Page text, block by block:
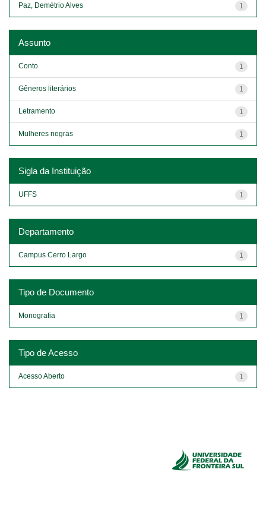
1
Paz, Demétrio Alves
Assunto
1
Conto
1
Gêneros literários
1
Letramento
1
Mulheres negras
Sigla da Instituição
1
UFFS
Departamento
1
Campus Cerro Largo
Tipo de Documento
1
Monografia
Tipo de Acesso
1
Acesso Aberto